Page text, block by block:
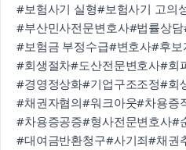
#보험사기 실형#보험사기 고의
#부산민사전문변호사#법률상담
#보험금 부정수급#변호사#후보
#회생절차#도산전문변호사#회
#경영정상화#기업구조조정#회
#채권자협의#워크아웃#차용증
#차용증공증#형사전문변호사#
#대여금반환청구#사기죄#채권